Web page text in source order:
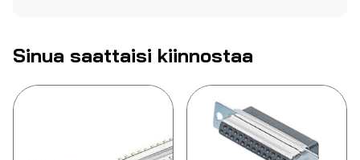
Sinua saattaisi kiinnostaa